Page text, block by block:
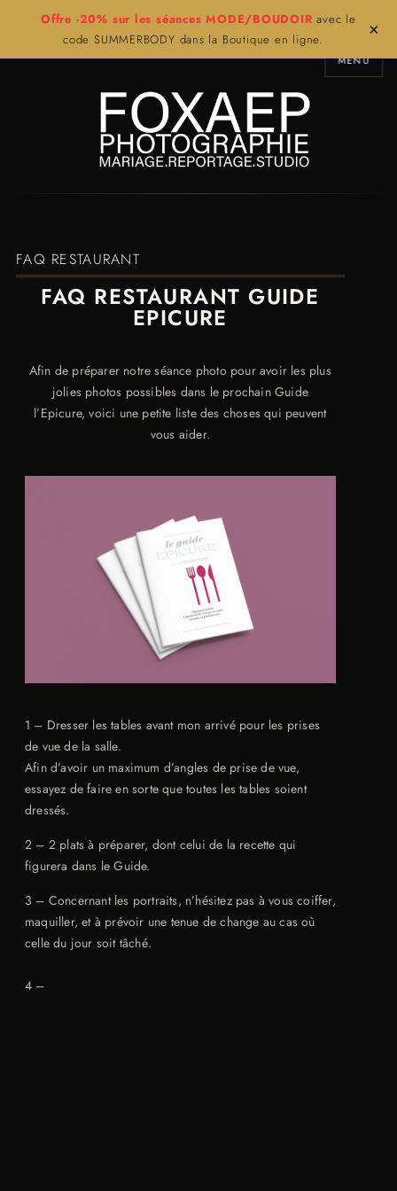
Offre -20% sur les séances MODE/BOUDOIR avec le
code SUMMERBODY dans la Boutique en ligne.
×
MENU
FAQ RESTAURANT
FAQ RESTAURANT GUIDE
EPICURE
Afin de préparer notre séance photo pour avoir les plus
jolies photos possibles dans le prochain Guide
l’Epicure, voici une petite liste des choses qui peuvent
vous aider.
1 – Dresser les tables avant mon arrivé pour les prises
de vue de la salle.
Afin d’avoir un maximum d’angles de prise de vue,
essayez de faire en sorte que toutes les tables soient
dressés.
2 – 2 plats à préparer, dont celui de la recette qui
figurera dans le Guide.
3 – Concernant les portraits, n’hésitez pas à vous coiffer,
maquiller, et à prévoir une tenue de change au cas où
celle du jour soit tâché.
4 –